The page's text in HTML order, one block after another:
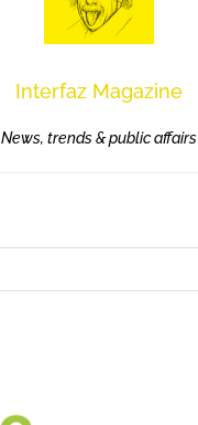
Interfaz Magazine
News, trends & public affairs